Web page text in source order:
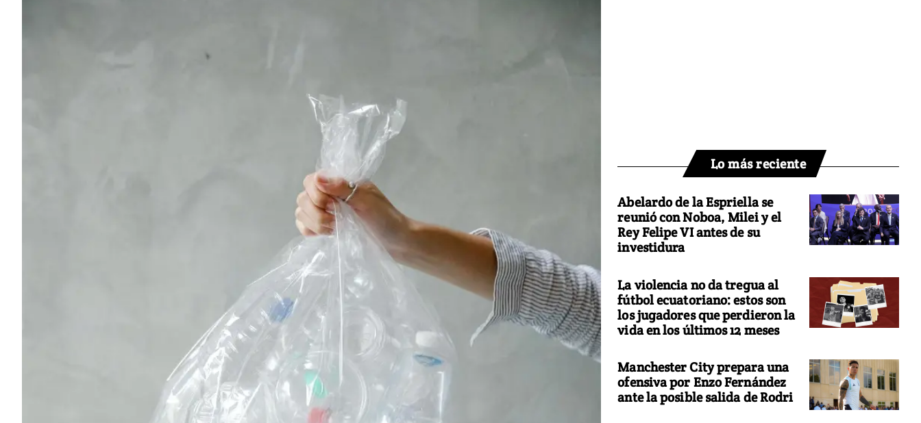
Lo más reciente
Abelardo de la Espriella se
reunió con Noboa, Milei y el
Rey Felipe VI antes de su
investidura
La violencia no da tregua al
fútbol ecuatoriano: estos son
los jugadores que perdieron la
vida en los últimos 12 meses
Manchester City prepara una
ofensiva por Enzo Fernández
ante la posible salida de Rodri